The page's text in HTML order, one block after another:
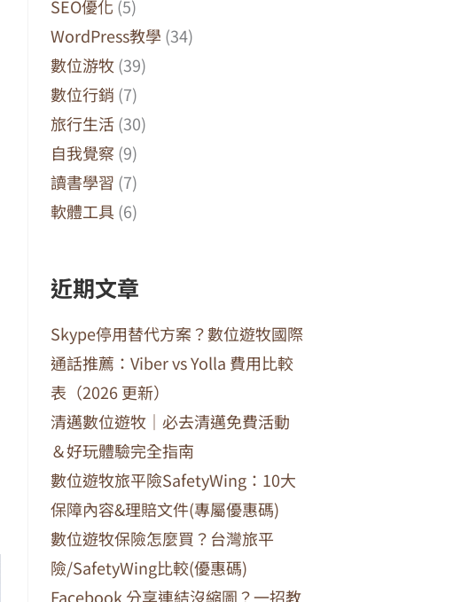
SEO優化 (5)
WordPress教學 (34)
數位游牧(39)
數位行銷 (7)
旅行生活(30)
自我覺察 (9)
讀書學習 (7)
軟體工具 (6)
近期文章
Skype停用替代方案？數位遊牧國際
通話推薦：Viber vs Yolla 費用比較
表（2026 更新）
清邁數位遊牧｜必去清邁免費活動
＆好玩體驗完全指南
數位遊牧旅平險SafetyWing：10大
保障內容&理賠文件(專屬優惠碼)
數位遊牧保險怎麼買？台灣旅平
險/SafetyWing比較(優惠碼)
Facebook 分享連結沒縮圖？一招教